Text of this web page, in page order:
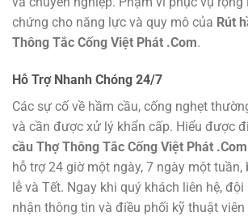
chứng cho năng lực và quy mô của Rút
Thông Tắc Cống Việt Phát .Com.
Hỗ Trợ Nhanh Chóng 24/7
Các sự cố về hầm cầu, cống nghẹt
và cần được xử lý khẩn cấp. Hiểu được
cầu Thợ Thông Tắc Cống Việt Phát .Com
hỗ trợ 24 giờ một ngày, 7 ngày một tuần,
lễ và Tết. Ngay khi quý khách liên hệ,
nhận thông tin và điều phối kỹ thuật